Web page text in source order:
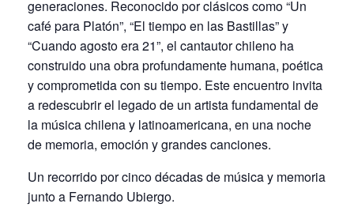
generaciones. Reconocido por clásicos como “Un
café para Platón”, “El tiempo en las Bastillas” y
“Cuando agosto era 21”, el cantautor chileno ha
construido una obra profundamente humana, poética
y comprometida con su tiempo. Este encuentro invita
a redescubrir el legado de un artista fundamental de
la música chilena y latinoamericana, en una noche
de memoria, emoción y grandes canciones.
Un recorrido por cinco décadas de música y memoria
junto a Fernando Ubiergo.